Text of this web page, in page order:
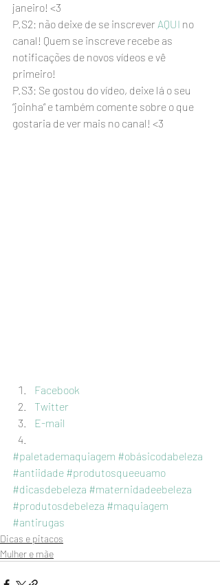
janeiro! <3
P.S2: não deixe de se inscrever AQUI no
canal! Quem se inscreve recebe as
notificações de novos vídeos e vê
primeiro!
P.S3: Se gostou do vídeo, deixe lá o seu
“joinha” e também comente sobre o que
gostaria de ver mais no canal! <3
Facebook
Twitter
E-mail
#paletademaquiagem #obásicodabeleza
#antiidade #produtosqueeuamo
#dicasdebeleza #maternidadeebeleza
#produtosdebeleza #maquiagem
#antirugas
Dicas e pitacos
Mulher e mãe